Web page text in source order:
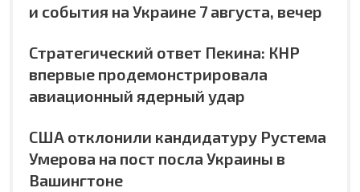
и события на Украине 7 августа, вечер
Стратегический ответ Пекина: КНР
впервые продемонстрировала
авиационный ядерный удар
США отклонили кандидатуру Рустема
Умерова на пост посла Украины в
Вашингтоне